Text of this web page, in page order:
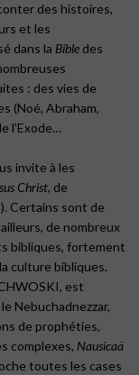
des histoires,
et les
dans la Bible des
: des vies de
(Noé, Abraham,
l’Exode…
invite à les
Christ, de
Certains sont de
de nombreux
bibliques, fortement
culture bibliques.
est
Nebuchadnezzar,
de prophéties,
complexes, Nausicaä
toutes les cases